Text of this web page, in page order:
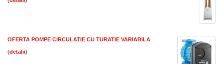
OFERTA POMPE CIRCULATIE CU TURATIE VARIABILA
( )